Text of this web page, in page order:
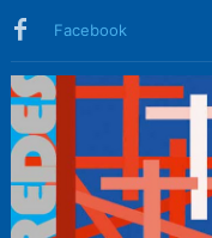
Facebook